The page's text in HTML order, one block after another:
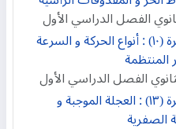
الفصل الدراسي الأول
اختبار (١) على المحاضرة (١٠) : أنواع الحركة و السرعة
المنتظمة
الفصل الدراسي الأول
اختبار (١) على المحاضرة (١٣) : العجلة الموجبة و
الصفرية